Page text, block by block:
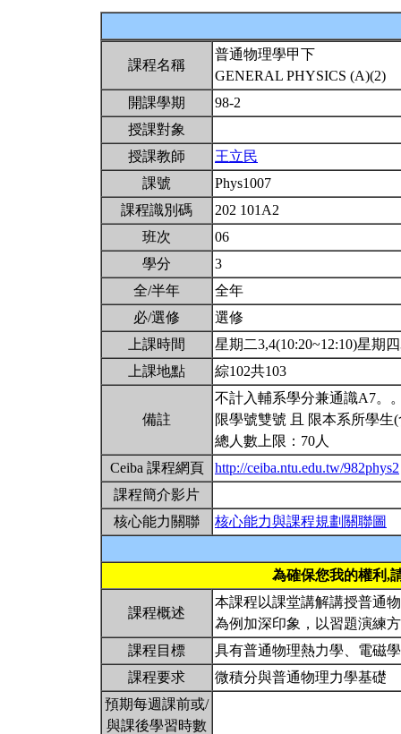
課程名稱
普通物理學甲下
GENERAL PHYSICS (A)(2)
開課學期
98-2
授課對象
授課教師
王立民
課號
Phys1007
課程識別碼
202 101A2
班次
06
學分
3
全/半年
全年
必/選修
選修
上課時間
星期二3,4(10:20~12:10)星期
上課地點
綜102共103
備註
不計入輔系學分兼通識A7。
限學號雙號 且 限本系所學生
總人數上限：70人
Ceiba 課程網頁
http://ceiba.ntu.edu.tw/982phys2
課程簡介影片
核心能力關聯
核心能力與課程規劃關聯圖
為確保您我的權利,
課程概述
本課程以課堂講解講授普通
為例加深印象，以習題演練
課程目標
具有普通物理熱力學、電磁
課程要求
微積分與普通物理力學基礎
預期每週課前或/
與課後學習時數